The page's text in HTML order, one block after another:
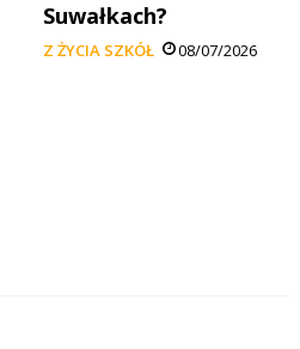
Suwałkach?
Z ŻYCIA SZKÓŁ 08/07/2026